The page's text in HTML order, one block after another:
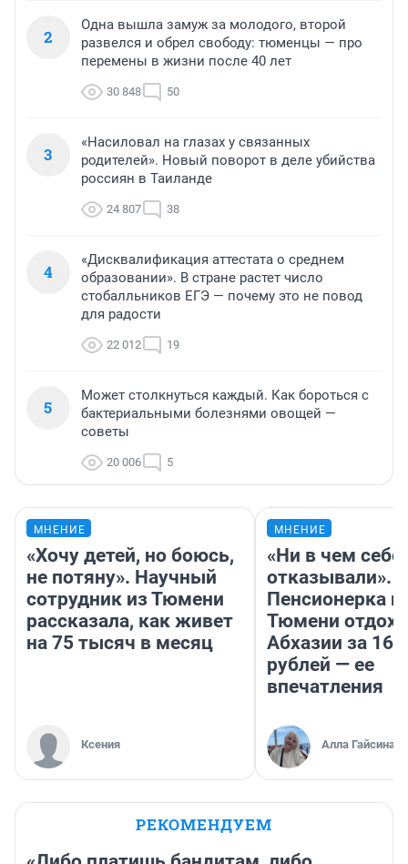
2
Одна вышла замуж за молодого, второй
развелся и обрел свободу: тюменцы — про
перемены в жизни после 40 лет
30 848 50
3
«Насиловал на глазах у связанных
родителей». Новый поворот в деле убийства
россиян в Таиланде
24 807 38
4
«Дисквалификация аттестата о среднем
образовании». В стране растет число
стобалльников ЕГЭ — почему это не повод
для радости
22 012 19
5
Может столкнуться каждый. Как бороться с
бактериальными болезнями овощей —
советы
20 006 5
МНЕНИЕ
«Хочу детей, но боюсь,
не потяну». Научный
сотрудник из Тюмени
рассказала, как живет
на 75 тысяч в месяц
Ксения
МНЕНИЕ
«Ни в чем себе
отказывали».
Пенсионерка
Тюмени
Абхазии за
рублей — ее
впечатления
Алла Гайсина
РЕКОМЕНДУЕМ